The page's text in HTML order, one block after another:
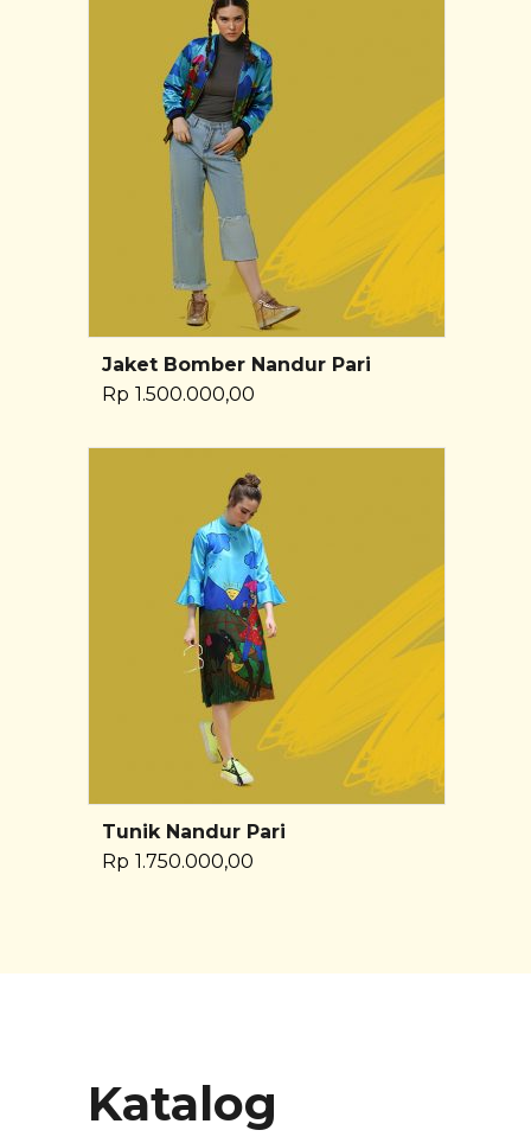
Pilih Opsi
Jaket Bomber Nandur Pari
Rp 1.500.000,00
Pilih Opsi
Tunik Nandur Pari
Rp 1.750.000,00
Katalog